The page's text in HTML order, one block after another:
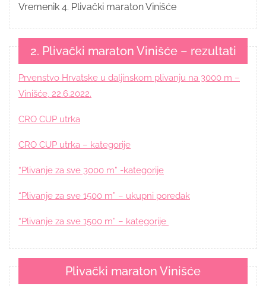
Vremenik 4. Plivački maraton Vinišće
2. Plivački maraton Vinišće – rezultati
Prvenstvo Hrvatske u daljinskom plivanju na 3000 m –
Vinišće, 22.6.2022.
CRO CUP utrka
CRO CUP utrka – kategorije
“Plivanje za sve 3000 m” -kategorije
“Plivanje za sve 1500 m” – ukupni poredak
“Plivanje za sve 1500 m” – kategorije
Plivački maraton Vinišće